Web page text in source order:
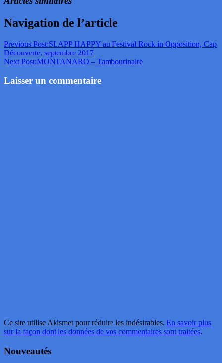
Navigation de l’article
Previous Post:SLAPP HAPPY au Festival Rock in Opposition, Cap
Découverte, septembre 2017
Next Post:MONTANARO – Tambourinaire
Laisser un commentaire
Ce site utilise Akismet pour réduire les indésirables. En savoir plus
sur la façon dont les données de vos commentaires sont traitées.
Nouveautés